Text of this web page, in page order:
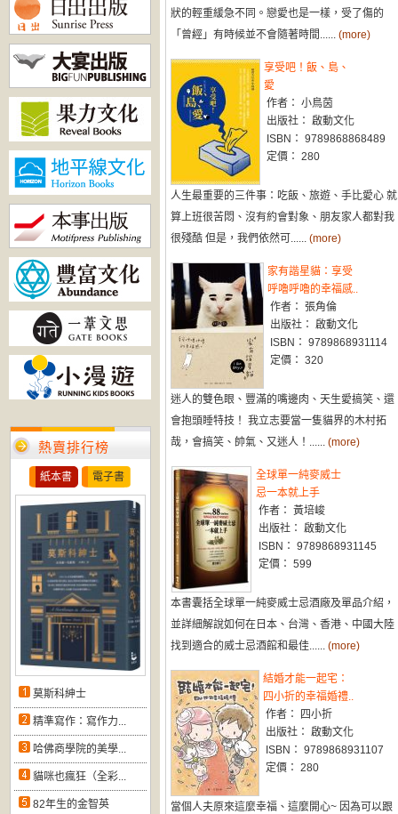
熱賣排行榜
紙本書 電子書
莫斯科紳士
精準寫作：寫作力...
哈佛商學院的美學...
貓咪也瘋狂（全彩...
82年生的金智英
狀的輕重緩急不同。戀愛也是一樣，受了傷的
「曾經」有時候並不會隨著時間...... (more)
享受吧！飯、島、
愛
作者： 小鳥茵
出版社： 啟動文化
ISBN： 9789868868489
定價： 280
人生最重要的三件事：吃飯、旅遊、手比愛心 就
算上班很苦悶、沒有約會對象、朋友家人都對我
很殘酷 但是，我們依然可...... (more)
家有諧星貓：享受
呼嚕呼嚕的幸福感..
作者： 張角倫
出版社： 啟動文化
ISBN： 9789868931114
定價： 320
迷人的雙色眼、豐滿的嘴邊肉、天生愛搞笑、還
會抱頭睡特技！ 我立志要當一隻貓界的木村拓
哉，會搞笑、帥氣、又迷人！...... (more)
全球單一純麥威士
忌一本就上手
作者： 黃培峻
出版社： 啟動文化
ISBN： 9789868931145
定價： 599
本書囊括全球單一純麥威士忌酒廠及單品介紹，
並詳細解說如何在日本、台灣、香港、中國大陸
找到適合的威士忌酒館和最佳...... (more)
結婚才能一起宅：
四小折的幸福婚禮..
作者： 四小折
出版社： 啟動文化
ISBN： 9789868931107
定價： 280
當個人夫原來這麼幸福、這麼開心~ 因為可以跟